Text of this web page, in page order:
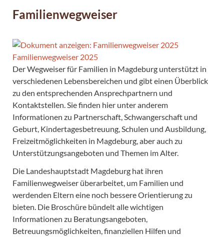
Familienwegweiser
Familienwegweiser 2025
Der Wegweiser für Familien in Magdeburg unterstützt in
verschiedenen Lebensbereichen und gibt einen Überblick
zu den entsprechenden Ansprechpartnern und
Kontaktstellen. Sie finden hier unter anderem
Informationen zu Partnerschaft, Schwangerschaft und
Geburt, Kindertagesbetreuung, Schulen und Ausbildung,
Freizeitmöglichkeiten in Magdeburg, aber auch zu
Unterstützungsangeboten und Themen im Alter.
Die Landeshauptstadt Magdeburg hat ihren
Familienwegweiser überarbeitet, um Familien und
werdenden Eltern eine noch bessere Orientierung zu
bieten. Die Broschüre bündelt alle wichtigen
Informationen zu Beratungsangeboten,
Betreuungsmöglichkeiten, finanziellen Hilfen und